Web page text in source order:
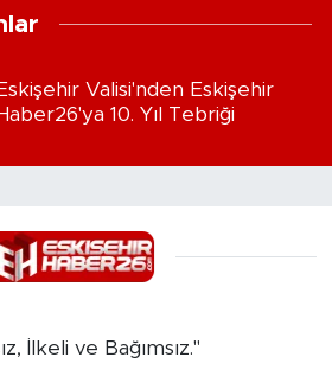
Eskişehir Valisi'nden Eskişehir
Haber26'ya 10. Yıl Tebriği
İlkeli ve Bağımsız."